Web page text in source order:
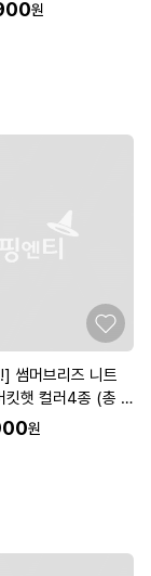
원
썸머브리즈 니트
킷햇 컬러4종 (총 7
원